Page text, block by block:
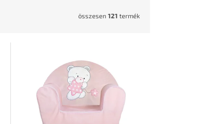
összesen 121 termék